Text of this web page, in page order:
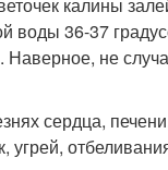
воды 36-37
не
сердца,
угрей,